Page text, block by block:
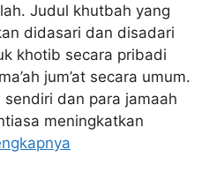
Judul khutbah yang
didasari dan disadari
khotib secara pribadi
jum’at secara umum.
dan para jamaah
meningkatkan